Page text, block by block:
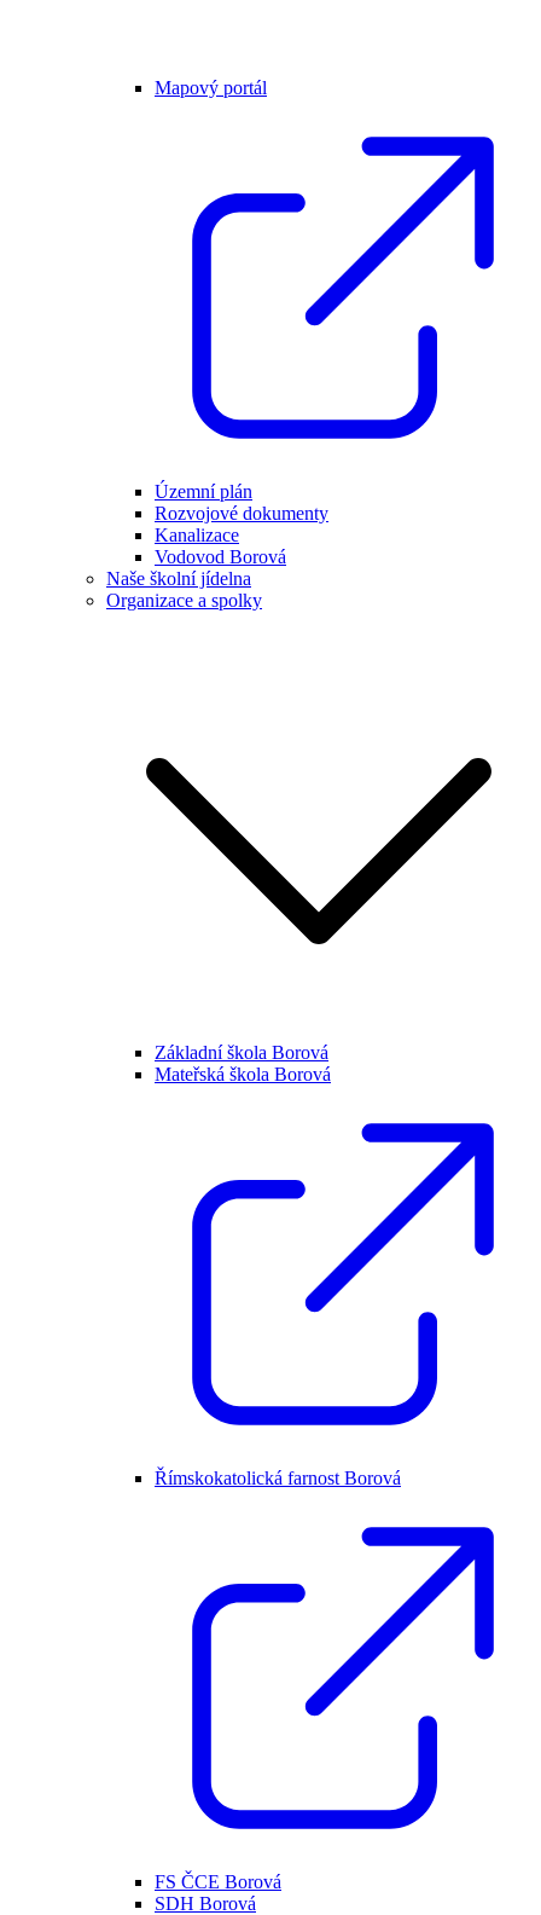
Mapový portál
Územní plán
Rozvojové dokumenty
Kanalizace
Vodovod Borová
Naše školní jídelna
Organizace a spolky
Základní škola Borová
Mateřská škola Borová
Římskokatolická farnost Borová
FS ČCE Borová
SDH Borová